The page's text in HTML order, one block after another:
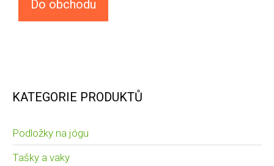
Do obchodu
KATEGORIE PRODUKTŮ
Podložky na jógu
Tašky a vaky